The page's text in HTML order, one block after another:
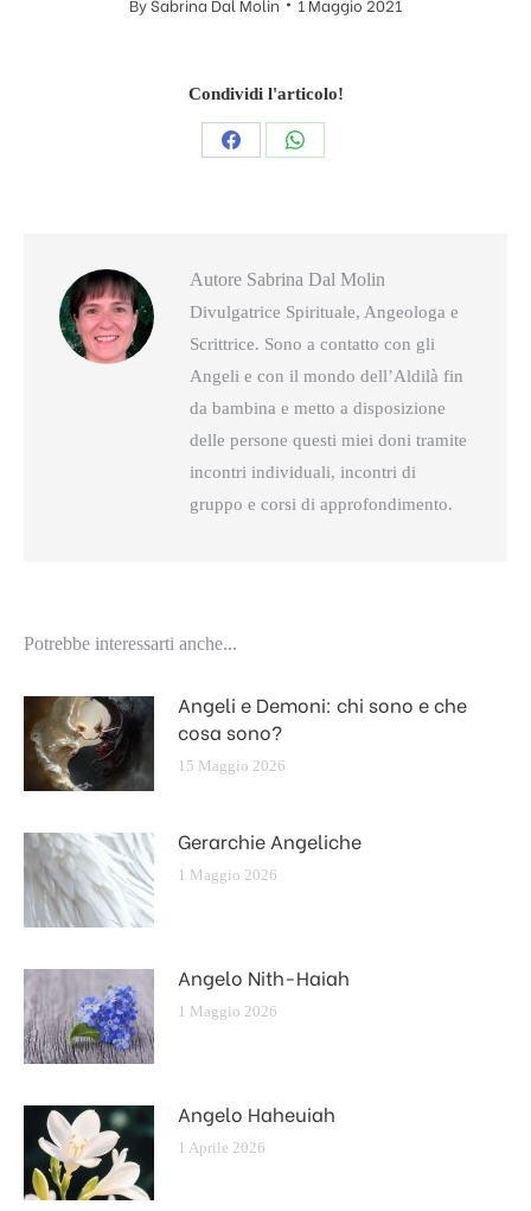
Condividi l'articolo!
CondividiCondividi
Autore Sabrina Dal Molin
Divulgatrice Spirituale, Angeologa e
Scrittrice. Sono a contatto con gli
Angeli e con il mondo dell’Aldilà fin
da bambina e metto a disposizione
delle persone questi miei doni tramite
incontri individuali, incontri di
gruppo e corsi di approfondimento.
Potrebbe interessarti anche...
Angeli e Demoni: chi sono e che
cosa sono?
15 Maggio 2026
Gerarchie Angeliche
1 Maggio 2026
Angelo Nith-Haiah
1 Maggio 2026
Angelo Haheuiah
1 Aprile 2026